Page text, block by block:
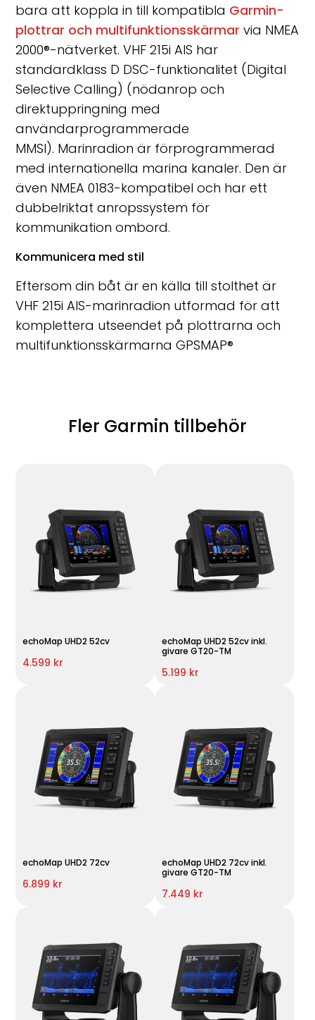
bara att koppla in till kompatibla Garmin-
plottrar och multifunktionsskärmar via NMEA
2000®-nätverket. VHF 215i AIS har
standardklass D DSC-funktionalitet (Digital
Selective Calling) (nödanrop och
direktuppringning med
användarprogrammerade
MMSI). Marinradion är förprogrammerad
med internationella marina kanaler. Den är
även NMEA 0183-kompatibel och har ett
dubbelriktat anropssystem för
kommunikation ombord.
Kommunicera med stil
Eftersom din båt är en källa till stolthet är
VHF 215i AIS-marinradion utformad för att
komplettera utseendet på plottrarna och
multifunktionsskärmarna GPSMAP®
Fler Garmin tillbehör
echoMap UHD2 52cv
4.599 kr
echoMap UHD2 52cv inkl.
givare GT20-TM
5.199 kr
echoMap UHD2 72cv
6.899 kr
echoMap UHD2 72cv inkl.
givare GT20-TM
7.449 kr